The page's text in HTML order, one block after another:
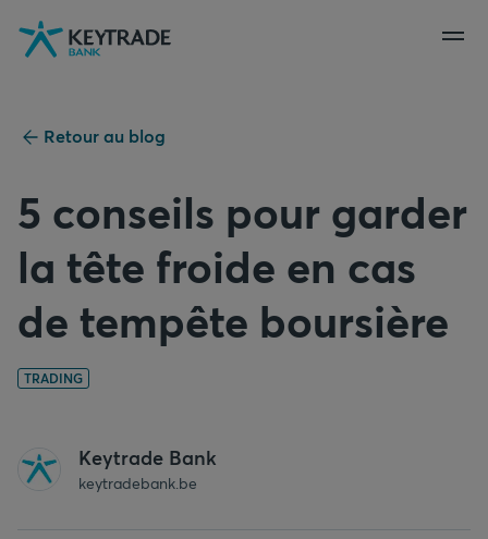
Aller
Aller
Aller
au
Retour au blog
5 conseils pour garder
la tête froide en cas
de tempête boursière
TRADING
Keytrade Bank
keytradebank.be